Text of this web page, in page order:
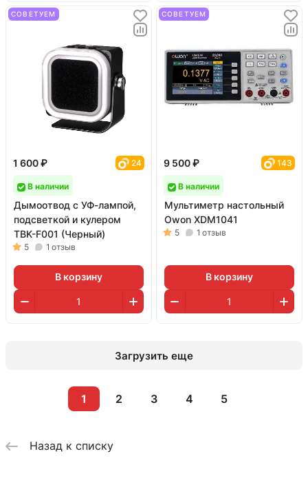
СОВЕТУЕМ
1 600 ₽ 24
В наличии
Дымоотвод c УФ-лампой,
подсветкой и кулером
TBK-F001 (Черный)
5 1 отзыв
В корзину
СОВЕТУЕМ
9 500 ₽ 143
В наличии
Мультиметр настольный
Owon XDM1041
5 1 отзыв
В корзину
Загрузить еще
1 2 3 4 5
Назад к списку